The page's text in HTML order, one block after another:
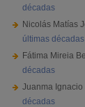
décadas
Nicolás Matías
últimas décadas
Fátima Mireia
décadas
Juanma Ignacio
décadas